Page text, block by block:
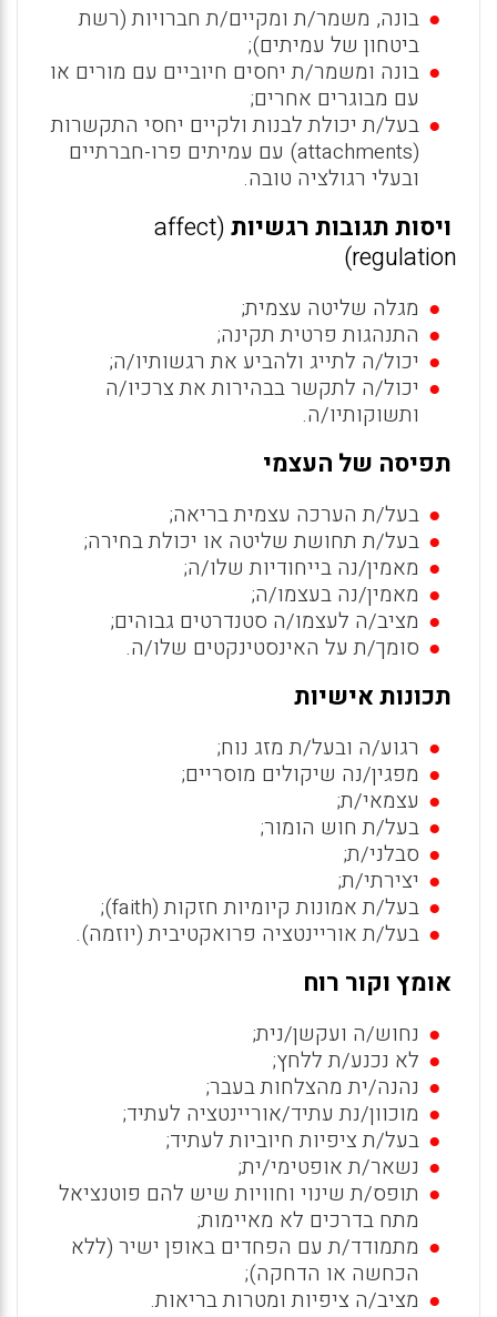
בונה, משמר/ת ומקיים/ת חברויות (רשת
ביטחון של עמיתים);
בונה ומשמר/ת יחסים חיוביים עם מורים או
עם מבוגרים אחרים;
בעל/ת יכולת לבנות ולקיים יחסי התקשרות
(attachments) עם עמיתים פרו-חברתיים
ובעלי רגולציה טובה.
ויסות תגובות רגשיות (affect
regulation)
מגלה שליטה עצמית;
התנהגות פרטית תקינה;
יכול/ה לתייג ולהביע את רגשותיו/ה;
יכול/ה לתקשר בבהירות את צרכיו/ה
ותשוקותיו/ה.
תפיסה של העצמי
בעל/ת הערכה עצמית בריאה;
בעל/ת תחושת שליטה או יכולת בחירה;
מאמין/נה בייחודיות שלו/ה;
מאמין/נה בעצמו/ה;
מציב/ה לעצמו/ה סטנדרטים גבוהים;
סומך/ת על האינסטינקטים שלו/ה.
תכונות אישיות
רגוע/ה ובעל/ת מזג נוח;
מפגין/נה שיקולים מוסריים;
עצמאי/ת;
בעל/ת חוש הומור;
סבלני/ת;
יצירתי/ת;
בעל/ת אמונות קיומיות חזקות (faith);
בעל/ת אוריינטציה פרואקטיבית (יוזמה).
אומץ וקור רוח
נחוש/ה ועקשן/נית;
לא נכנע/ת ללחץ;
נהנה/ית מהצלחות בעבר;
מוכוון/נת עתיד/אוריינטציה לעתיד;
בעל/ת ציפיות חיוביות לעתיד;
נשאר/ת אופטימי/ית;
תופס/ת שינוי וחוויות שיש להם פוטנציאל
מתח בדרכים לא מאיימות;
מתמודד/ת עם הפחדים באופן ישיר (ללא
הכחשה או הדחקה);
מציב/ה ציפיות ומטרות בריאות.